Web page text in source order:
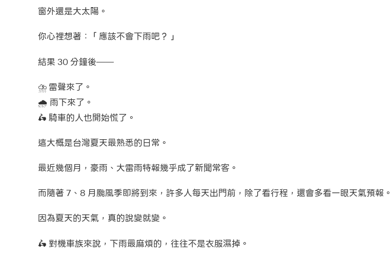
窗外還是大太陽。
你心裡想著：「應該不會下雨吧？」
結果 30 分鐘後——
⛈️ 雷聲來了。
🌧️ 雨下來了。
🛵 騎車的人也開始慌了。
這大概是台灣夏天最熟悉的日常。
最近幾個月，豪雨、大雷雨特報幾乎成了新聞常客。
而隨著 7、8 月颱風季即將到來，許多人每天出門前，除了看行程，還會多看一眼天氣預報。
因為夏天的天氣，真的說變就變。
🛵 對機車族來說，下雨最麻煩的，往往不是衣服濕掉。